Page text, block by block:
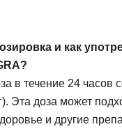
и как
в течение 24 часов
Эта доза может
и другие